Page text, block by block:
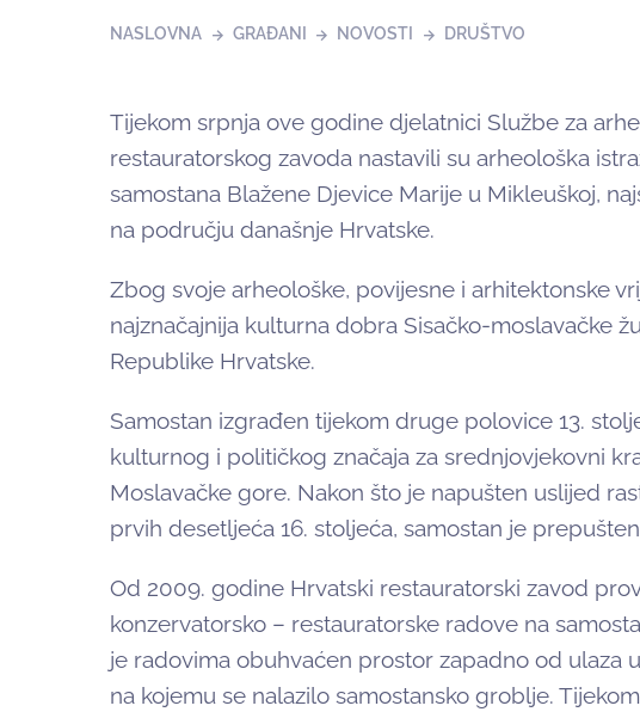
NASLOVNA GRAĐANI NOVOSTI DRUŠTVO
Tijekom srpnja ove godine djelatnici Službe za
restauratorskog zavoda nastavili su arheološka
samostana Blažene Djevice Marije u Mikleuškoj,
na području današnje Hrvatske.
Zbog svoje arheološke, povijesne i arhitektonske
najznačajnija kulturna dobra Sisačko-moslavačke
Republike Hrvatske.
Samostan izgrađen tijekom druge polovice 13.
kulturnog i političkog značaja za srednjovjekovni
Moslavačke gore. Nakon što je napušten uslijed
prvih desetljeća 16. stoljeća, samostan je
Od 2009. godine Hrvatski restauratorski zavod
konzervatorsko – restauratorske radove na
je radovima obuhvaćen prostor zapadno od ulaza
na kojemu se nalazilo samostansko groblje.